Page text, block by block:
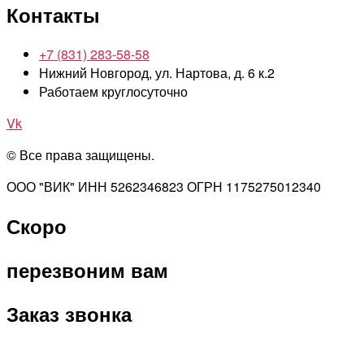
Контакты
+7 (831) 283-58-58
Нижний Новгород, ул. Нартова, д. 6 к.2
Работаем круглосуточно
Vk
© Все права защищены.
ООО "ВИК" ИНН 5262346823 ОГРН 1175275012340
Скоро
перезвоним вам
Заказ звонка